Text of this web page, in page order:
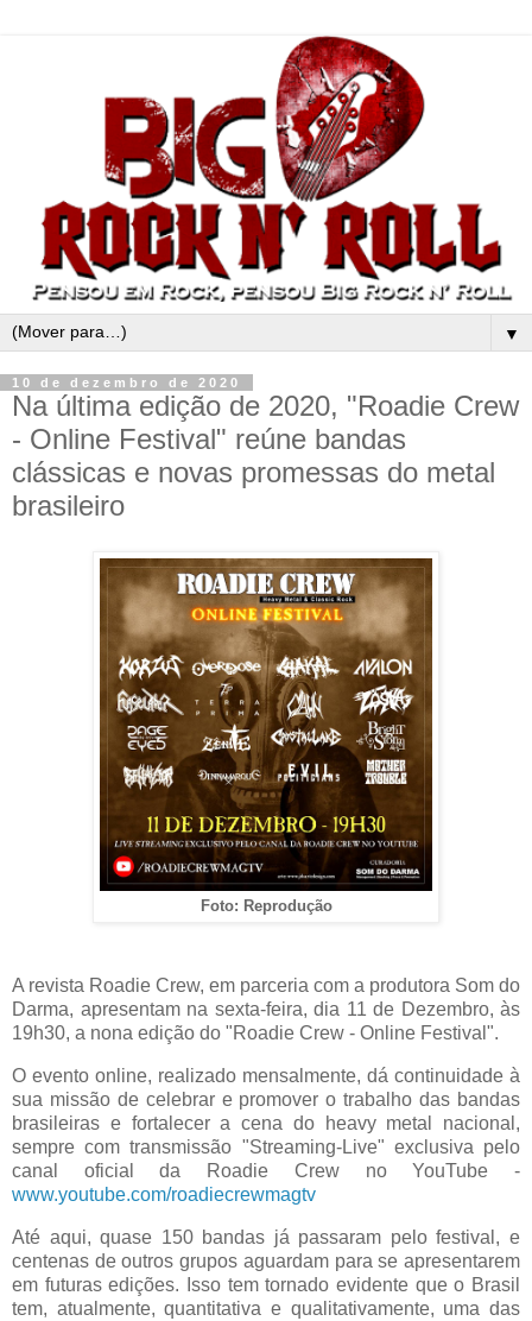
▼
10 de dezembro de 2020
Na última edição de 2020, "Roadie Crew
- Online Festival" reúne bandas
clássicas e novas promessas do metal
brasileiro
Foto: Reprodução
A revista Roadie Crew, em parceria com a produtora Som do
Darma, apresentam na sexta-feira, dia 11 de Dezembro, às
19h30, a nona edição do "Roadie Crew - Online Festival".
O evento online, realizado mensalmente, dá continuidade à
sua missão de celebrar e promover o trabalho das bandas
brasileiras e fortalecer a cena do heavy metal nacional,
sempre com transmissão "Streaming-Live" exclusiva pelo
canal oficial da Roadie Crew no YouTube -
www.youtube.com/roadiecrewmagtv
Até aqui, quase 150 bandas já passaram pelo festival, e
centenas de outros grupos aguardam para se apresentarem
em futuras edições. Isso tem tornado evidente que o Brasil
tem, atualmente, quantitativa e qualitativamente, uma das